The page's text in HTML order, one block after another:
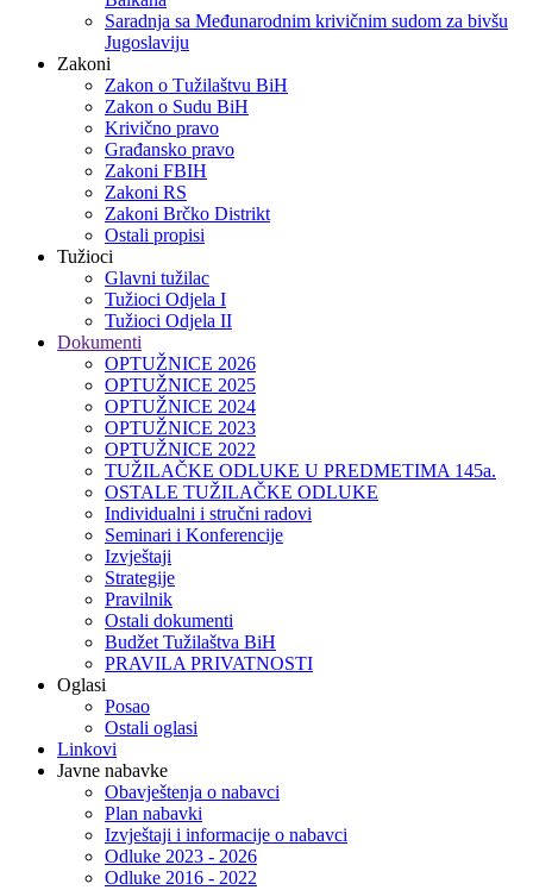
Saradnja sa Međunarodnim krivičnim sudom za bivšu
Jugoslaviju
Zakoni
Zakon o Тužilaštvu BiH
Zakon o Sudu BiH
Krivično pravo
Građansko pravo
Zakoni FBIH
Zakoni RS
Zakoni Brčko Distrikt
Ostali propisi
Tužioci
Glavni tužilac
Tužioci Odjela I
Tužioci Odjela II
Dokumenti
OPTUŽNICE 2026
OPTUŽNICE 2025
OPTUŽNICE 2024
OPTUŽNICE 2023
OPTUŽNICE 2022
TUŽILAČKE ODLUKE U PREDMETIMA 145a.
OSTALE TUŽILAČKE ODLUKE
Individualni i stručni radovi
Seminari i Konferencije
Izvještaji
Strategije
Pravilnik
Ostali dokumenti
Budžet Tužilaštva BiH
PRAVILA PRIVATNOSTI
Oglasi
Posao
Ostali oglasi
Linkovi
Javne nabavke
Obavještenja o nabavci
Plan nabavki
Izvještaji i informacije o nabavci
Odluke 2023 - 2026
Odluke 2016 - 2022